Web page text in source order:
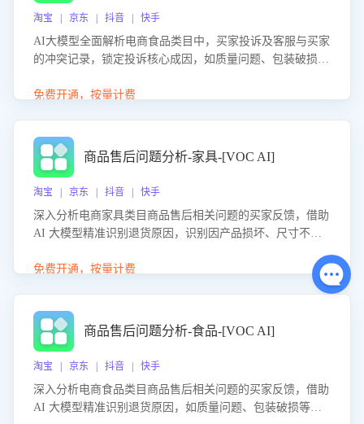
淘宝 | 京东 | 抖音 | 快手
AI大模型全面解析电商食品类目中，买家投诉及客服与买家
的冲突记录，锁定投诉核心成因，如质量问题、包装破损
置差评防控，提升客户满意度。
免费开通，按量计费
商品售后问题分析-家具-[VOC AI]
淘宝 | 京东 | 抖音 | 快手
深入分析电商家具类目商品售后相关问题的买家反馈，借助
AI 大模型精准识别退货原因，识别因产品损坏、尺寸不符
力商家优化产品或服务，实现销售额的显著提升。
免费开通，按量计费
商品售后问题分析-食品-[VOC AI]
淘宝 | 京东 | 抖音 | 快手
深入分析电商食品类目商品售后相关问题的买家反馈，借助
AI 大模型精准识别退货原因，如质量问题、包装破损等，